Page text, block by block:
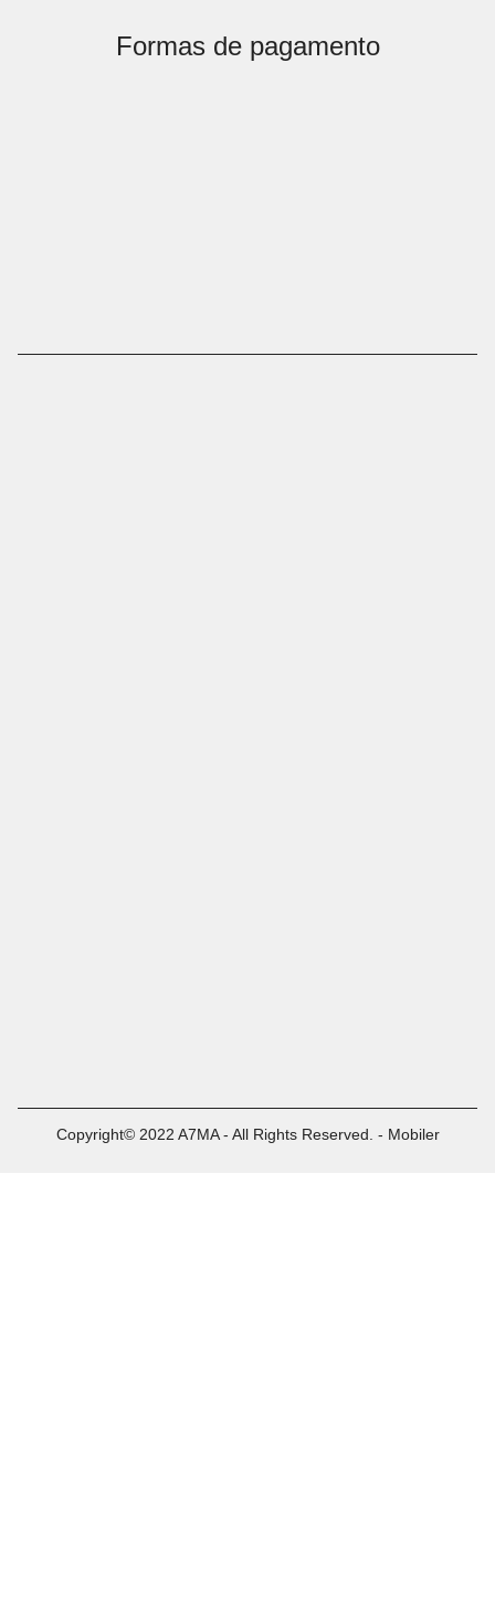
Formas de pagamento
Copyright© 2022 A7MA - All Rights Reserved. - Mobiler